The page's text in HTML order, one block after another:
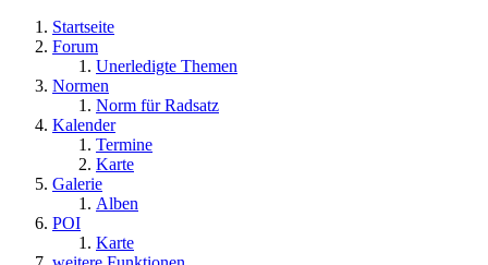
Startseite
Forum
Unerledigte Themen
Normen
Norm für Radsatz
Kalender
Termine
Karte
Galerie
Alben
POI
Karte